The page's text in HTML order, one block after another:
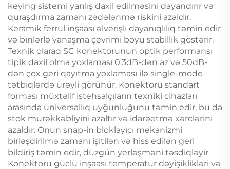
keying sistemi yanlış daxil edilməsini dayandırır və
quraşdırma zamanı zədələnmə riskini azaldır.
Keramik ferrul inşaası əlverişli dayanıqlılıq təmin edir
və binlərlə yanaşma çevrimi boyu stabillik göstərir.
Texnik olaraq SC konektorunun optik performansı
tipik daxil olma yoxlaması 0.3dB-dən az və 50dB-
dən çox geri qayıtma yoxlaması ilə single-mode
tətbiqlərdə ürəyli görünür. Konektoru standart
forması müxtəlif istehsalçıların texniki cihazları
arasında universallıq uyğunluğunu təmin edir, bu da
stok murəkkəbliyini azaltır və idarəetmə xərclərini
azaldır. Onun snap-in bloklayıcı mekanizmi
birləşdirilmə zamanı işitilən və hiss edilən geri
bildiriş təmin edir, düzgün yerləşməni təsdiqləyir.
Konektoru güclü inşaası temperatur dəyişiklikləri və